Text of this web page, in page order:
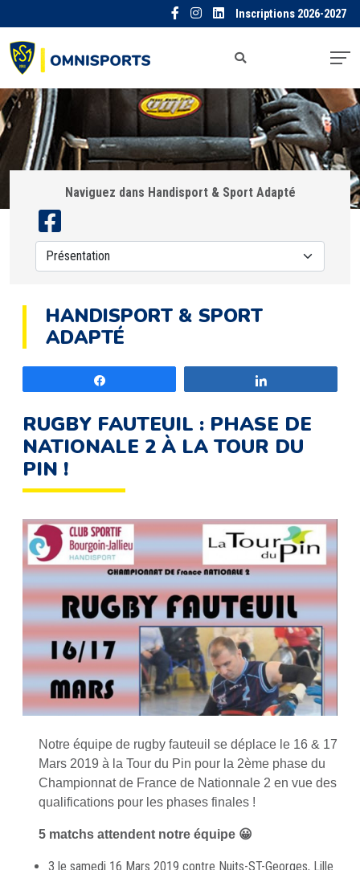
Inscriptions 2026-2027
Naviguez dans Handisport & Sport Adapté
HANDISPORT & SPORT
ADAPTÉ
RUGBY FAUTEUIL : PHASE DE
NATIONALE 2 À LA TOUR DU
PIN !
Notre équipe de rugby fauteuil se déplace le 16 & 17
Mars 2019 à la Tour du Pin pour la 2ème phase du
Championnat de France de Nationnale 2 en vue des
qualifications pour les phases finales !
5 matchs attendent notre équipe 😀
3 le samedi 16 Mars 2019 contre Nuits-ST-Georges, Lille